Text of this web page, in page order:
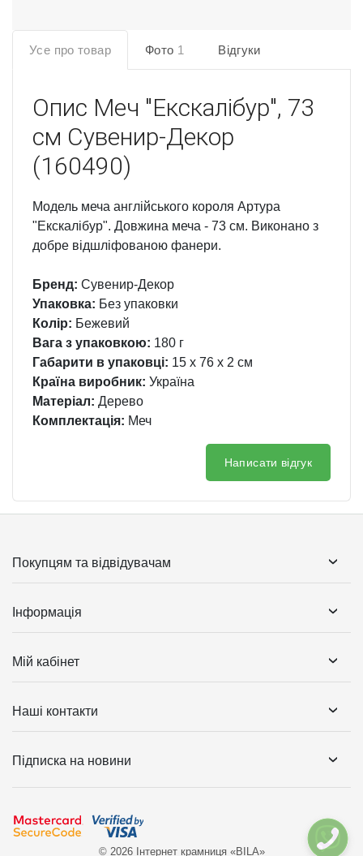
Усе про товар Фото 1 Відгуки
Опис Меч "Екскалібур", 73
см Сувенир-Декор
(160490)
Модель меча англійського короля Артура
"Екскалібур". Довжина меча - 73 см. Виконано з
добре відшліфованою фанери.
Бренд: Сувенир-Декор
Упаковка: Без упаковки
Колір: Бежевий
Вага з упаковкою: 180 г
Габарити в упаковці: 15 x 76 x 2 см
Країна виробник: Україна
Матеріал: Дерево
Комплектація: Меч
Написати відгук
Покупцям та відвідувачам
Інформація
Мій кабінет
Наші контакти
Підписка на новини
© 2026 Інтернет крамниця «BILA»